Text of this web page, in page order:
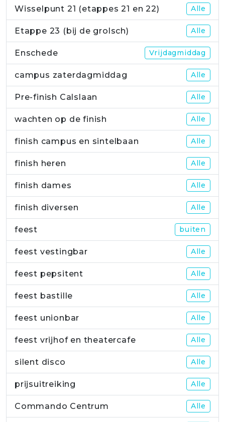
Wisselpunt 21 (etappes 21 en 22) Alle
Etappe 23 (bij de grolsch) Alle
Enschede Vrijdagmiddag
campus zaterdagmiddag Alle
Pre-finish Calslaan Alle
wachten op de finish Alle
finish campus en sintelbaan Alle
finish heren Alle
finish dames Alle
finish diversen Alle
feest buiten
feest vestingbar Alle
feest pepsitent Alle
feest bastille Alle
feest unionbar Alle
feest vrijhof en theatercafe Alle
silent disco Alle
prijsuitreiking Alle
Commando Centrum Alle